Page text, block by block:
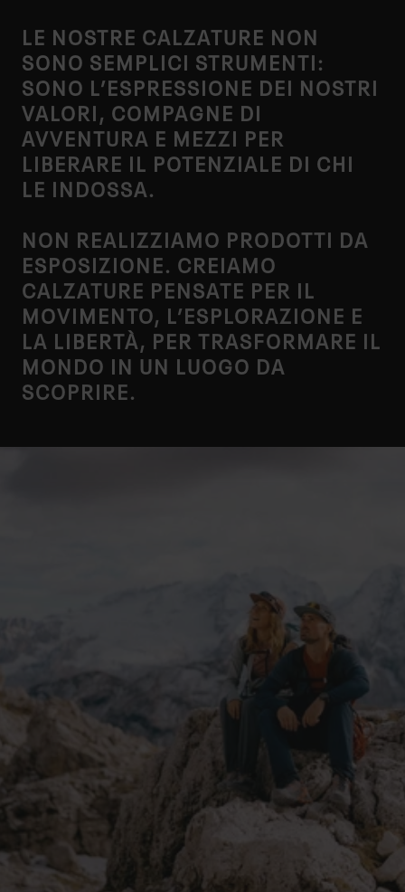
LE NOSTRE CALZATURE NON
SONO SEMPLICI STRUMENTI:
SONO L’ESPRESSIONE DEI NOSTRI
VALORI, COMPAGNE DI
AVVENTURA E MEZZI PER
LIBERARE IL POTENZIALE DI CHI
LE INDOSSA.
NON REALIZZIAMO PRODOTTI DA
ESPOSIZIONE. CREIAMO
CALZATURE PENSATE PER IL
MOVIMENTO, L’ESPLORAZIONE E
LA LIBERTÀ, PER TRASFORMARE IL
MONDO IN UN LUOGO DA
SCOPRIRE.